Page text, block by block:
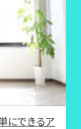
にできるア